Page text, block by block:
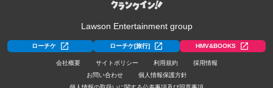
Lawson Entertainment group
ローチケ ローチケ[旅行] HMV&BOOKS
会社概要 サイトポリシー 利用規約
採用情報
お問い合わせ
個人情報保護方針